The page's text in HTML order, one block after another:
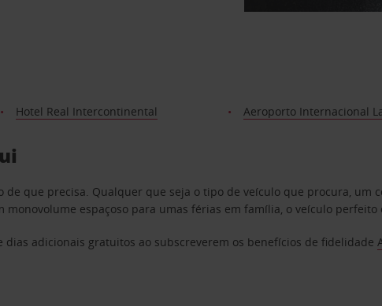
Hotel Real Intercontinental Aeroporto Internacional
de que precisa. Qualquer que seja o tipo de veículo que procura, um
espaçoso para umas férias em família, o veículo perfeito
dias adicionais gratuitos ao subscreverem os benefícios de fidelidade